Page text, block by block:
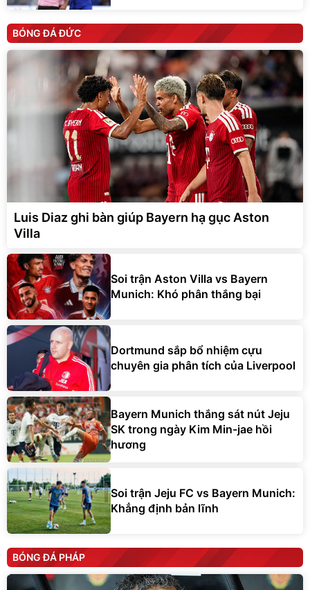
BÓNG ĐÁ ĐỨC
Luis Diaz ghi bàn giúp Bayern hạ gục Aston
Villa
Soi trận Aston Villa vs Bayern
Munich: Khó phân thắng bại
Dortmund sắp bổ nhiệm cựu
chuyên gia phân tích của Liverpool
Bayern Munich thắng sát nút Jeju
SK trong ngày Kim Min-jae hồi
hương
Soi trận Jeju FC vs Bayern Munich:
Khẳng định bản lĩnh
BÓNG ĐÁ PHÁP